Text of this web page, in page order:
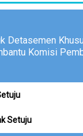
Detasemen
Komisi
Setuju